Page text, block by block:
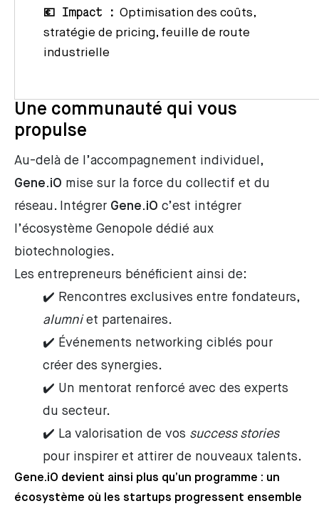
💶 Impact : Optimisation des coûts,
stratégie de pricing, feuille de route
industrielle
Une communauté qui vous
propulse
Au-delà de l’accompagnement individuel,
Gene.iO mise sur la force du collectif et du
réseau. Intégrer Gene.iO c’est intégrer
l’écosystème Genopole dédié aux
biotechnologies.
Les entrepreneurs bénéficient ainsi de:
✔️ Rencontres exclusives entre fondateurs,
alumniet partenaires.
✔️ Événements networking ciblés pour
créer des synergies.
✔️ Un mentorat renforcé avec des experts
du secteur.
✔️ La valorisation de vos success stories
pour inspirer et attirer de nouveaux talents.
Gene.iO devient ainsi plus qu’un programme : un
écosystème où les startups progressent ensemble